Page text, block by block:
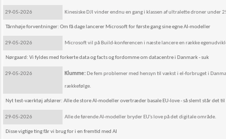
29-05-2026 Kinesiske DJI vinder endnu en gang i klassen af ultralette droner under
Tårnhøje forventninger: Om få dage lancerer Microsoft for første gang sine egne AI-modeller
29-05-2026 Microsoft vil på Build-konferencen i næste lancere en række
Nørgaard: Vi fyldes med forkerte data og facts og fordomme om datacentre i Danmark - suk
29-05-2026 Klumme: De fem problemer med hensyn til vækst i el-forbruget i
rækkefølge.
Nyt test-værktøj afslører: Alle de store AI-modeller overtræder basale EU-love - så slemt står det til
29-05-2026 Alle de førende AI-modeller bryder EU's love på det digitale område.
Disse vigtige ting får vi brug for i en fremtid med AI